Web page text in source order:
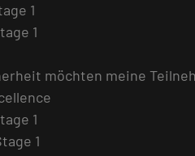
1
1
möchten meine
1
1